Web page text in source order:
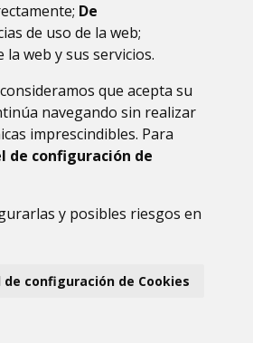
De
de uso de la web;
web y sus servicios.
consideramos que acepta su
navegando sin realizar
imprescindibles. Para
de configuración de
y posibles riesgos en
de configuración de Cookies